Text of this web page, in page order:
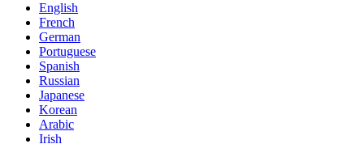
English
French
German
Portuguese
Spanish
Russian
Japanese
Korean
Arabic
Irish